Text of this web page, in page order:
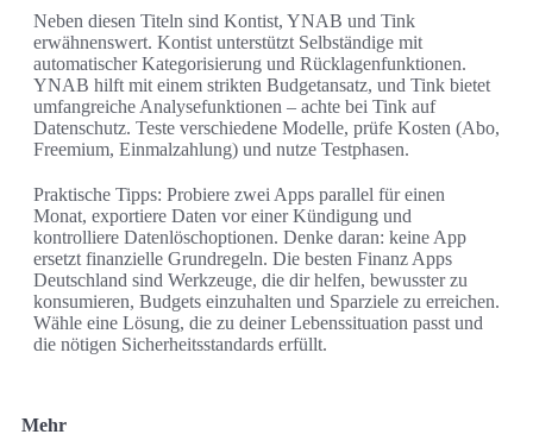
Neben diesen Titeln sind Kontist, YNAB und Tink
erwähnenswert. Kontist unterstützt Selbständige mit
automatischer Kategorisierung und Rücklagenfunktionen.
YNAB hilft mit einem strikten Budgetansatz, und Tink bietet
umfangreiche Analysefunktionen – achte bei Tink auf
Datenschutz. Teste verschiedene Modelle, prüfe Kosten (Abo,
Freemium, Einmalzahlung) und nutze Testphasen.
Praktische Tipps: Probiere zwei Apps parallel für einen
Monat, exportiere Daten vor einer Kündigung und
kontrolliere Datenlöschoptionen. Denke daran: keine App
ersetzt finanzielle Grundregeln. Die besten Finanz Apps
Deutschland sind Werkzeuge, die dir helfen, bewusster zu
konsumieren, Budgets einzuhalten und Sparziele zu erreichen.
Wähle eine Lösung, die zu deiner Lebenssituation passt und
die nötigen Sicherheitsstandards erfüllt.
Mehr